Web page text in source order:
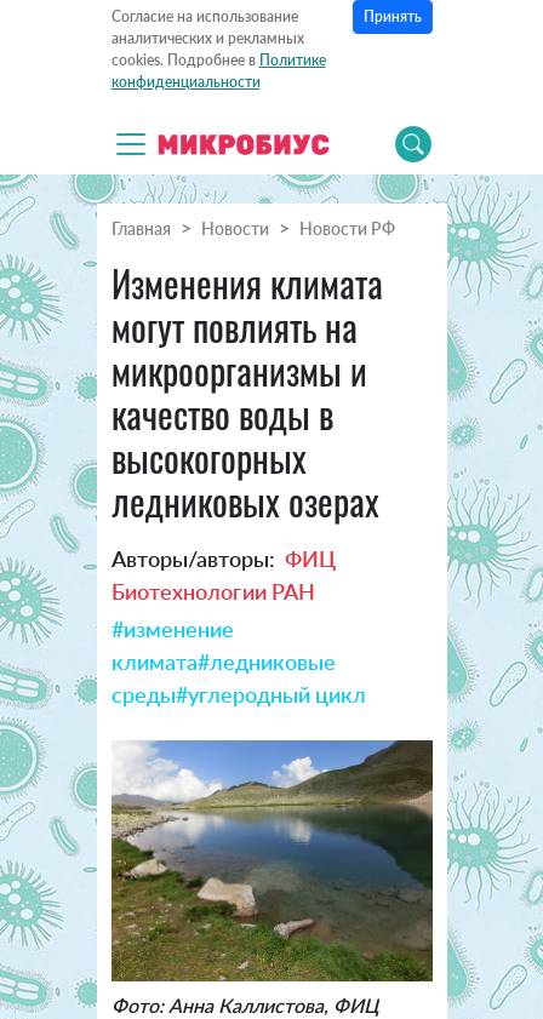
Согласие на использование
аналитических и рекламных
cookies. Подробнее в Политике
конфиденциальности
Принять
Главная Новости Новости РФ
Изменения климата
могут повлиять на
микроорганизмы и
качество воды в
высокогорных
ледниковых озерах
Авторы/авторы: ФИЦ
Биотехнологии РАН
#изменение
климата#ледниковые
среды#углеродный цикл
Фото: Анна Каллистова, ФИЦ